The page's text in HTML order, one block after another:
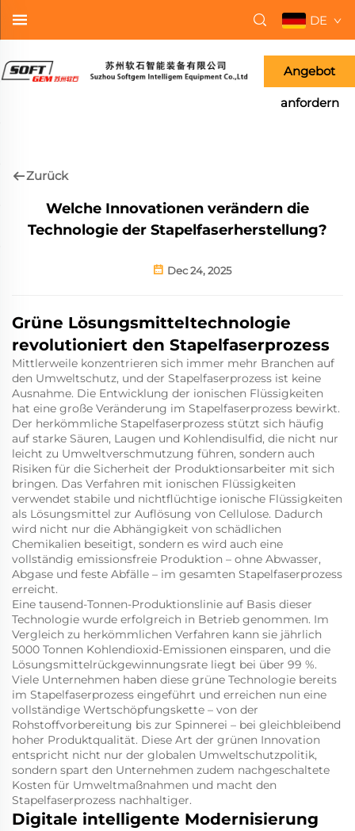
DE
Angebot
anfordern
Zurück
Welche Innovationen verändern die
Technologie der Stapelfaserherstellung?
Dec 24, 2025
Grüne Lösungsmitteltechnologie
revolutioniert den Stapelfaserprozess
Mittlerweile konzentrieren sich immer mehr Branchen auf
den Umweltschutz, und der Stapelfaserprozess ist keine
Ausnahme. Die Entwicklung der ionischen Flüssigkeiten
hat eine große Veränderung im Stapelfaserprozess bewirkt.
Der herkömmliche Stapelfaserprozess stützt sich häufig
auf starke Säuren, Laugen und Kohlendisulfid, die nicht nur
leicht zu Umweltverschmutzung führen, sondern auch
Risiken für die Sicherheit der Produktionsarbeiter mit sich
bringen. Das Verfahren mit ionischen Flüssigkeiten
verwendet stabile und nichtflüchtige ionische Flüssigkeiten
als Lösungsmittel zur Auflösung von Cellulose. Dadurch
wird nicht nur die Abhängigkeit von schädlichen
Chemikalien beseitigt, sondern es wird auch eine
vollständig emissionsfreie Produktion – ohne Abwasser,
Abgase und feste Abfälle – im gesamten Stapelfaserprozess
erreicht.
Eine tausend-Tonnen-Produktionslinie auf Basis dieser
Technologie wurde erfolgreich in Betrieb genommen. Im
Vergleich zu herkömmlichen Verfahren kann sie jährlich
5000 Tonnen Kohlendioxid-Emissionen einsparen, und die
Lösungsmittelrückgewinnungsrate liegt bei über 99 %.
Viele Unternehmen haben diese grüne Technologie bereits
im Stapelfaserprozess eingeführt und erreichen nun eine
vollständige Wertschöpfungskette – von der
Rohstoffvorbereitung bis zur Spinnerei – bei gleichbleibend
hoher Produktqualität. Diese Art der grünen Innovation
entspricht nicht nur der globalen Umweltschutzpolitik,
sondern spart den Unternehmen zudem nachgeschaltete
Kosten für Umweltmaßnahmen und macht den
Stapelfaserprozess nachhaltiger.
Digitale intelligente Modernisierung